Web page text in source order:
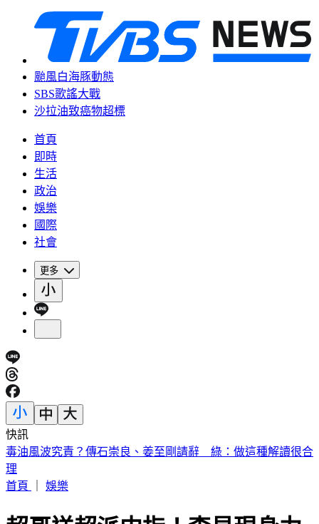
颱風白海豚動態
SBS歌謠大戰
沙拉油致癌物超標
首頁
即時
生活
政治
娛樂
國際
社會
更多
快訊
快訊／三峽河4高中生戲水「1人失聯」 救起送醫仍不治
首頁
超哥送超派中指！李易現身力